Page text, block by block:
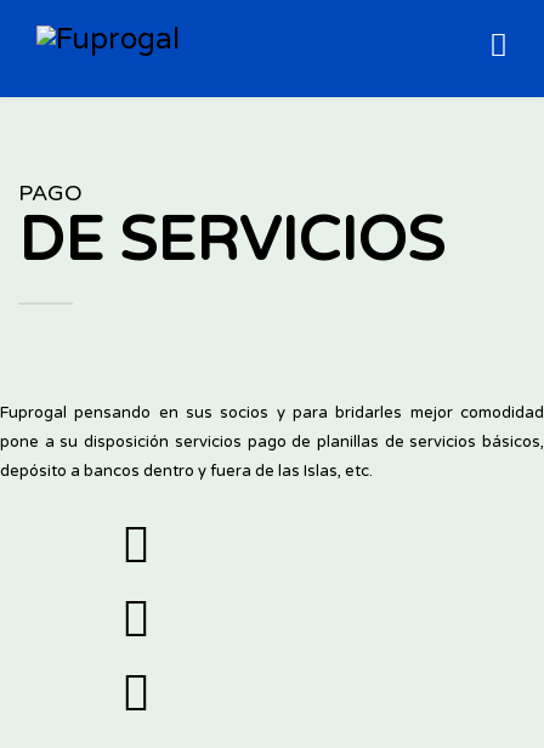
PAGO
DE SERVICIOS
Fuprogal pensando en sus socios y para bridarles mejor comodidad
pone a su disposición servicios pago de planillas de servicios básicos,
depósito a bancos dentro y fuera de las Islas, etc.